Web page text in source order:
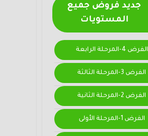
جديد فروض جميع
المستويات
الفرض 4-المرحلة الرابعة
الفرض 3-المرحلة الثالثة
الفرض 2-المرحلة الثانية
الفرض 1-المرحلة الأولى